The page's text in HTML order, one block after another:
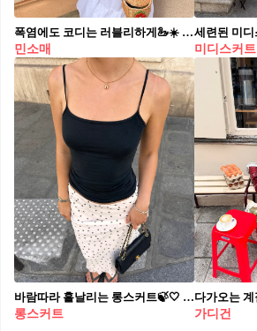
폭염에도 코디는 러블리하게🦢☀️ 민소매 블라우스에 롱 스커트로 무드 있게 화이트 스타일링🤍
민소매
미디스커트
바람따라 흩날리는 롱스커트🍃🤍 살랑이는 롱스커트로 데일리 여름 무드 꽉 채우기🧡
롱스커트
가디건